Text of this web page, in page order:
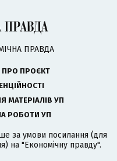
ПРАВДА
ПРО ПРОЄКТ
МАТЕРІАЛІВ УП
РОБОТИ УП
за умови посилання (для
на "Економічну правду".